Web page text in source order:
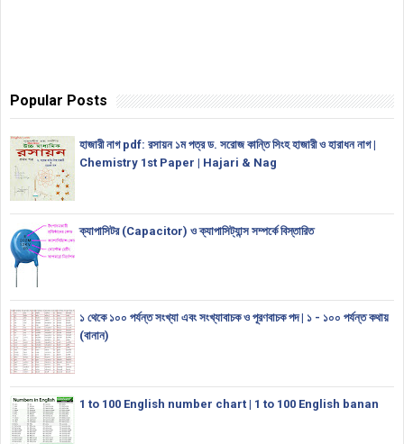
Popular Posts
হাজারী নাগ pdf: রসায়ন ১ম পত্র ড. সরোজ কান্তি সিংহ হাজারী ও হারাধন নাগ |
Chemistry 1st Paper | Hajari & Nag
ক্যাপাসিটর (Capacitor) ও ক্যাপাসিট্যান্স সম্পর্কে বিস্তারিত
১ থেকে ১০০ পর্যন্ত সংখ্যা এবং সংখ্যাবাচক ও পূরণবাচক পদ | ১ - ১০০ পর্যন্ত কথায়
(বানান)
1 to 100 English number chart | 1 to 100 English banan